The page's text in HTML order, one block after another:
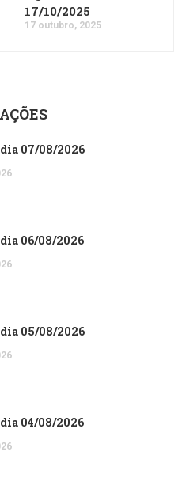
17/10/2025
17 outubro, 2025
07/08/2026
06/08/2026
05/08/2026
04/08/2026